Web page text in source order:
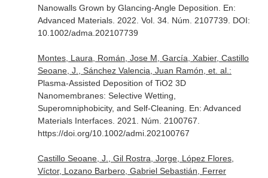
Nanowalls Grown by Glancing-Angle Deposition. En:
Advanced Materials. 2022. Vol. 34. Núm. 2107739. DOI:
10.1002/adma.202107739
Montes, Laura, Román, Jose M, García, Xabier, Castillo
Seoane, J., Sánchez Valencia, Juan Ramón, et. al.:
Plasma-Assisted Deposition of TiO2 3D
Nanomembranes: Selective Wetting,
Superomniphobicity, and Self-Cleaning. En: Advanced
Materials Interfaces. 2021. Núm. 2100767.
https://doi.org/10.1002/admi.202100767
Castillo Seoane, J., Gil Rostra, Jorge, López Flores,
Víctor, Lozano Barbero, Gabriel Sebastián, Ferrer